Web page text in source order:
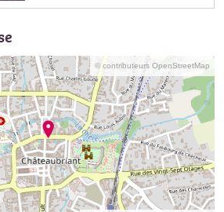
© contributeurs OpenStreetMap